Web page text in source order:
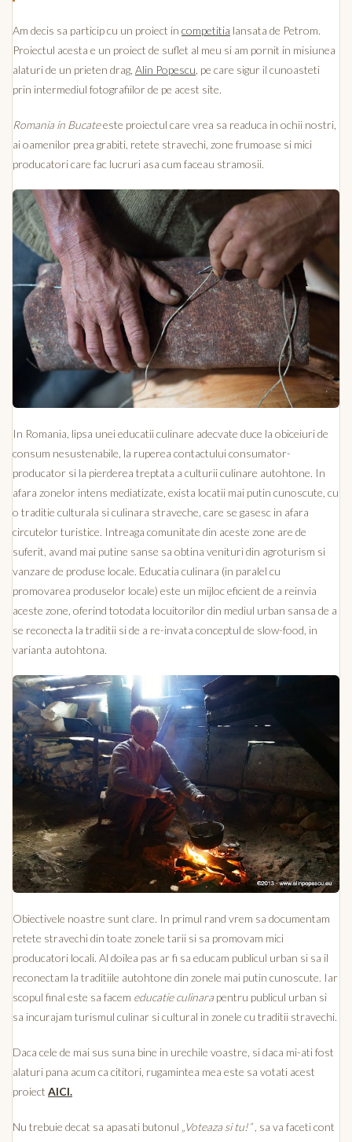
Am decis sa particip cu un proiect in competitia lansata de Petrom.
Proiectul acesta e un proiect de suflet al meu si am pornit in misiunea
alaturi de un prieten drag, Alin Popescu , pe care sigur il cunoasteti
prin intermediul fotografiilor de pe acest site.
Romania in Bucateeste proiectul care vrea sa readuca in ochii nostri,
ai oamenilor prea grabiti, retete stravechi, zone frumoase si mici
producatori care fac lucruri asa cum faceau stramosii.
In Romania, lipsa unei educatii culinare adecvate duce la obiceiuri de
consum nesustenabile, la ruperea contactului consumator-
producator si la pierderea treptata a culturii culinare autohtone. In
afara zonelor intens mediatizate, exista locatii mai putin cunoscute, cu
o traditie culturala si culinara straveche, care se gasesc in afara
circutelor turistice. Intreaga comunitate din aceste zone are de
suferit, avand mai putine sanse sa obtina venituri din agroturism si
vanzare de produse locale. Educatia culinara (in paralel cu
promovarea produselor locale) este un mijloc eficient de a reinvia
aceste zone, oferind totodata locuitorilor din mediul urban sansa de a
se reconecta la traditii si de a re-invata conceptul de slow-food, in
varianta autohtona.
Obiectivele noastre sunt clare. In primul rand vrem sa documentam
retete stravechi din toate zonele tarii si sa promovam mici
producatori locali. Al doilea pas ar fi sa educam publicul urban si sa il
reconectam la traditiile autohtone din zonele mai putin cunoscute. Iar
scopul final este sa facem educatie culinara pentru publicul urban si
sa incurajam turismul culinar si cultural in zonele cu traditii stravechi.
Daca cele de mai sus suna bine in urechile voastre, si daca mi-ati fost
alaturi pana acum ca cititori, rugamintea mea este sa votati acest
proiect AICI.
Nu trebuie decat sa apasati butonul „Voteaza si tu!” , sa va faceti cont